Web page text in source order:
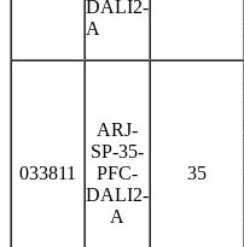
DALI2-
A
033811
ARJ-
SP-35-
PFC-
DALI2-
A
35